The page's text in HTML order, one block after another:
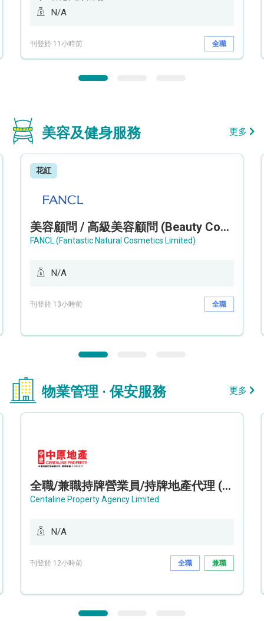
N/A
刊登於 11小時前 全職
美容及健身服務 更多
花紅
美容顧問 / 高級美容顧問 (Beauty Consultant / Senior Beauty Consultant)
FANCL (Fantastic Natural Cosmetics Limited)
N/A
刊登於 13小時前 全職
物業管理 · 保安服務 更多
全職/兼職持牌營業員/持牌地產代理 (長沙灣/將軍澳/油塘)
Centaline Property Agency Limited
N/A
刊登於 12小時前 全職 兼職